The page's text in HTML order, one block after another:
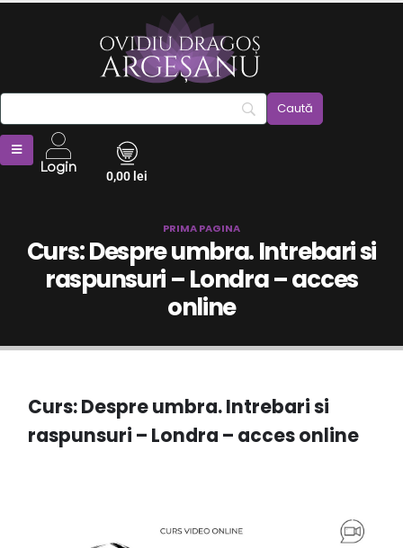
Login 0,00 lei
PRIMA PAGINA
Curs: Despre umbra. Intrebari si
raspunsuri – Londra – acces
online
Curs: Despre umbra. Intrebari si
raspunsuri – Londra – acces online